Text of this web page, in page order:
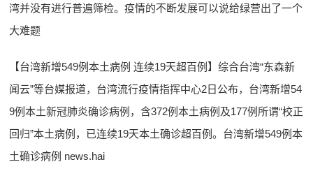
湾并没有进行普遍筛检。疫情的不断发展可以说给绿营出了一个
大难题
【台湾新增549例本土病例 连续19天超百例】综合台湾“东森新
闻云”等台媒报道，台湾流行疫情指挥中心2日公布，台湾新增54
9例本土新冠肺炎确诊病例，含372例本土病例及177例所谓“校正
回归”本土病例，已连续19天本土确诊超百例。台湾新增549例本
土确诊病例 news.hai